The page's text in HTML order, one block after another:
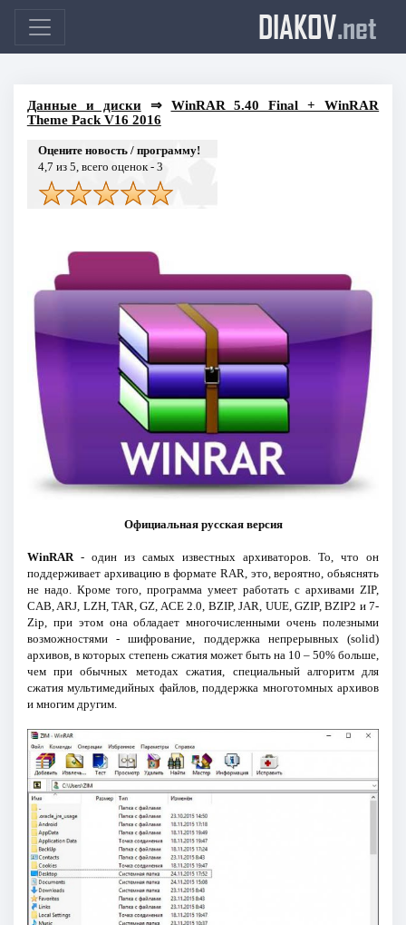
DIAKOV.net
Данные и диски⇒ WinRAR 5.40 Final + WinRAR
Theme Pack V16 2016
Оцените новость / программу!
4,7 из 5, всего оценок - 3
Официальная русская версия
WinRAR- один из самых известных архиваторов. То, что он
поддерживает архивацию в формате RAR, это, вероятно, обьяснять
не надо. Кроме того, программа умеет работать с архивами ZIP,
CAB, ARJ, LZH, TAR, GZ, ACE 2.0, BZIP, JAR, UUE, GZIP, BZIP2 и 7-
Zip, при этом она обладает многочисленными очень полезными
возможностями - шифрование, поддержка непрерывных (solid)
архивов, в которых степень сжатия может быть на 10 – 50% больше,
чем при обычных методах сжатия, специальный алгоритм для
сжатия мультимедийных файлов, поддержка многотомных архивов
и многим другим.